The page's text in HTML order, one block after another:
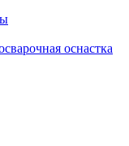
оснастка